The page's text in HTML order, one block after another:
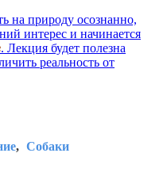
на природу осознанно,
интерес и начинается
. Лекция будет полезна
реальность от
Собаки